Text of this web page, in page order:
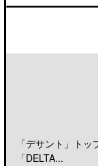
「デサント」ト
「DELTA...